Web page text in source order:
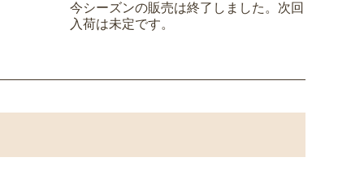
今シーズンの販売は終了しました。次回
入荷は未定です。